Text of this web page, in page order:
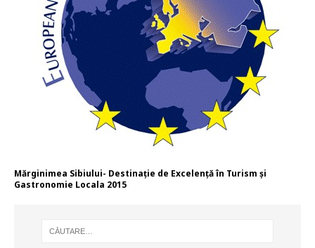
Mărginimea Sibiului- Destinație de Excelență în Turism și
Gastronomie Locala 2015